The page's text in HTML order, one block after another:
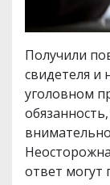
Получили
свидетеля и
уголовном
ответ могут